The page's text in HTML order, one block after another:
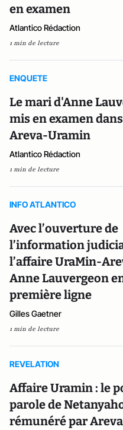
en examen
Atlantico Rédaction
1 min de lecture
ENQUETE
Le mari d'Anne
mis en examen
Areva-Uramin
Atlantico Rédaction
1 min de lecture
INFO ATLANTICO
Avec l’ouverture de
l’information
l’affaire UraMin-
Anne Lauvergeon
première ligne
Gilles Gaetner
1 min de lecture
REVELATION
Affaire Uramin : le
parole de
rémunéré par Areva